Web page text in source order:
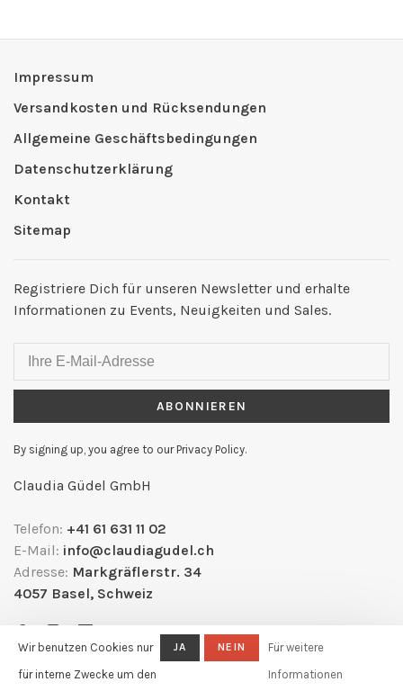
Impressum
Versandkosten und Rücksendungen
Allgemeine Geschäftsbedingungen
Datenschutzerklärung
Kontakt
Sitemap
Registriere Dich für unseren Newsletter und erhalte
Informationen zu Events, Neuigkeiten und Sales.
ABONNIEREN
By signing up, you agree to our Privacy Policy.
Claudia Güdel GmbH
Telefon: +41 61 631 11 02
E-Mail: info@claudiagudel.ch
Adresse: Markgräflerstr. 34
4057 Basel, Schweiz
Wir benutzen Cookies nur
für interne Zwecke um den
JA NEIN
Für weitere
Informationen